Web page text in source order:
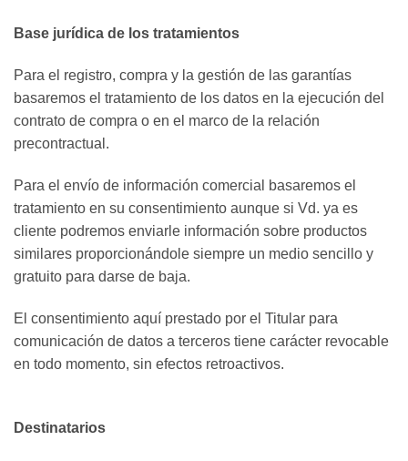
Base jurídica de los tratamientos
Para el registro, compra y la gestión de las garantías
basaremos el tratamiento de los datos en la ejecución del
contrato de compra o en el marco de la relación
precontractual.
Para el envío de información comercial basaremos el
tratamiento en su consentimiento aunque si Vd. ya es
cliente podremos enviarle información sobre productos
similares proporcionándole siempre un medio sencillo y
gratuito para darse de baja.
El consentimiento aquí prestado por el Titular para
comunicación de datos a terceros tiene carácter revocable
en todo momento, sin efectos retroactivos.
Destinatarios